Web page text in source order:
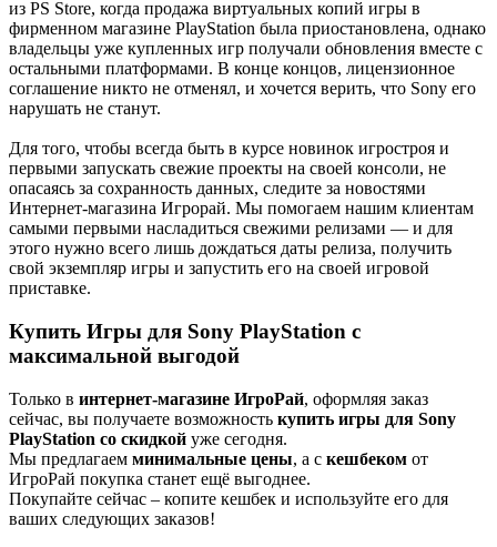
из PS Store, когда продажа виртуальных копий игры в
фирменном магазине PlayStation была приостановлена, однако
владельцы уже купленных игр получали обновления вместе с
остальными платформами. В конце концов, лицензионное
соглашение никто не отменял, и хочется верить, что Sony его
нарушать не станут.
Для того, чтобы всегда быть в курсе новинок игростроя и
первыми запускать свежие проекты на своей консоли, не
опасаясь за сохранность данных, следите за новостями
Интернет-магазина Игрорай. Мы помогаем нашим клиентам
самыми первыми насладиться свежими релизами — и для
этого нужно всего лишь дождаться даты релиза, получить
свой экземпляр игры и запустить его на своей игровой
приставке.
Купить Игры для Sony PlayStation с
максимальной выгодой
Только в интернет-магазине ИгроРай, оформляя заказ
сейчас, вы получаете возможность купить игры для Sony
PlayStation со скидкой уже сегодня.
Мы предлагаем минимальные цены, а с кешбеком от
ИгроРай покупка станет ещё выгоднее.
Покупайте сейчас – копите кешбек и используйте его для
ваших следующих заказов!